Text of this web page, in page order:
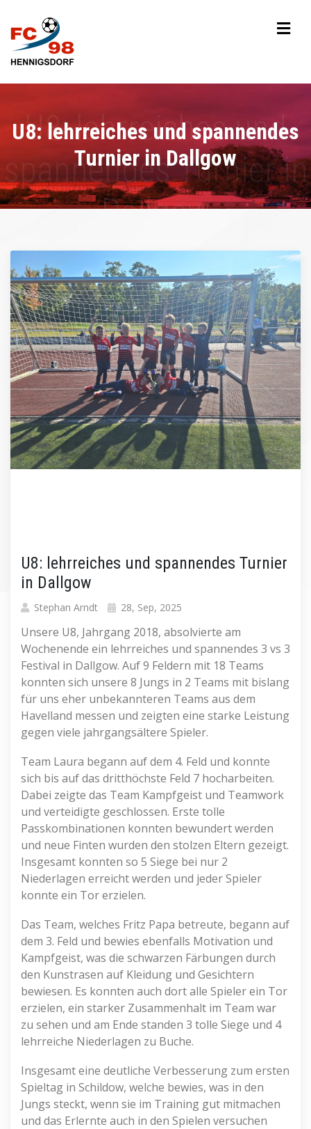
U8: lehrreiches und spannendes
Turnier in Dallgow
U8: lehrreiches und spannendes Turnier
in Dallgow
Stephan Arndt 28, Sep, 2025
Unsere U8, Jahrgang 2018, absolvierte am
Wochenende ein lehrreiches und spannendes 3 vs 3
Festival in Dallgow. Auf 9 Feldern mit 18 Teams
konnten sich unsere 8 Jungs in 2 Teams mit bislang
für uns eher unbekannteren Teams aus dem
Havelland messen und zeigten eine starke Leistung
gegen viele jahrgangsältere Spieler.
Team Laura begann auf dem 4. Feld und konnte
sich bis auf das dritthöchste Feld 7 hocharbeiten.
Dabei zeigte das Team Kampfgeist und Teamwork
und verteidigte geschlossen. Erste tolle
Passkombinationen konnten bewundert werden
und neue Finten wurden den stolzen Eltern gezeigt.
Insgesamt konnten so 5 Siege bei nur 2
Niederlagen erreicht werden und jeder Spieler
konnte ein Tor erzielen.
Das Team, welches Fritz Papa betreute, begann auf
dem 3. Feld und bewies ebenfalls Motivation und
Kampfgeist, was die schwarzen Färbungen durch
den Kunstrasen auf Kleidung und Gesichtern
bewiesen. Es konnten auch dort alle Spieler ein Tor
erzielen, ein starker Zusammenhalt im Team war
zu sehen und am Ende standen 3 tolle Siege und 4
lehrreiche Niederlagen zu Buche.
Insgesamt eine deutliche Verbesserung zum ersten
Spieltag in Schildow, welche bewies, was in den
Jungs steckt, wenn sie im Training gut mitmachen
und das Erlernte auch in den Spielen versuchen